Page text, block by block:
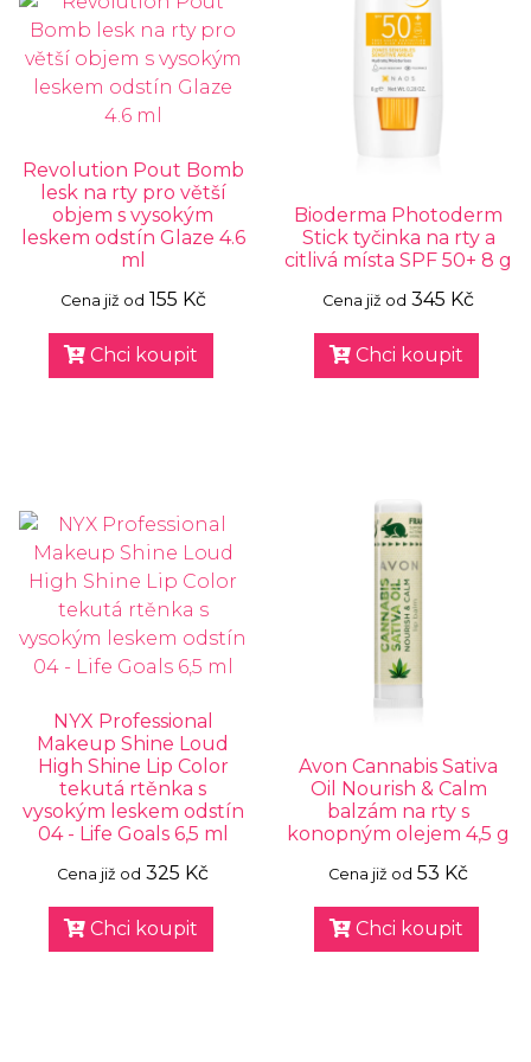
Revolution Pout Bomb
lesk na rty pro větší
objem s vysokým
leskem odstín Glaze 4.6
ml
Cena již od 155 Kč
Chci koupit
Bioderma Photoderm
Stick tyčinka na rty a
citlivá místa SPF 50+ 8 g
Cena již od 345 Kč
Chci koupit
NYX Professional
Makeup Shine Loud
High Shine Lip Color
tekutá rtěnka s
vysokým leskem odstín
04 - Life Goals 6,5 ml
Cena již od 325 Kč
Chci koupit
Avon Cannabis Sativa
Oil Nourish & Calm
balzám na rty s
konopným olejem 4,5 g
Cena již od 53 Kč
Chci koupit